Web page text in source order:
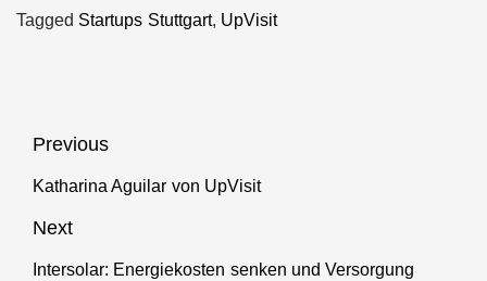
Tagged Startups Stuttgart, UpVisit
Beitragsnavigation
Previous
Previous
Katharina Aguilar von UpVisit
Next
Next
Intersolar: Energiekosten senken und Versorgung